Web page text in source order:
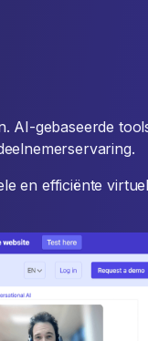
AI-gebaseerde
en efficiënte